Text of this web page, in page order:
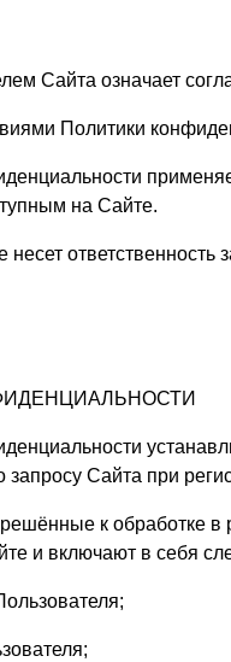
Сайта означает
Политики
на Сайте.
несет
запросу Сайта при
к обработке в
и включают в себя